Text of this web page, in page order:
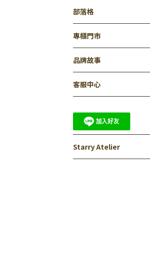
部落格
專櫃門市
品牌故事
客服中心
Starry Atelier